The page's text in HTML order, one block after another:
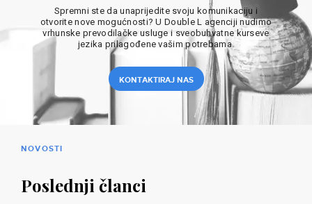
Spremni ste da unaprijedite svoju komunikaciju i
otvorite nove mogućnosti? U Double L agenciji nudimo
vrhunske prevodilačke usluge i sveobuhvatne kurseve
jezika prilagođene vašim potrebama.
KONTAKTIRAJ NAS
NOVOSTI
Poslednji članci